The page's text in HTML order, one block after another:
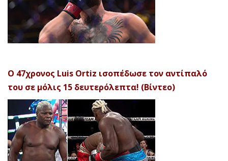
Ο 47χρονος Luis Ortiz ισοπέδωσε τον αντίπαλό
του σε μόλις 15 δευτερόλεπτα! (Βίντεο)